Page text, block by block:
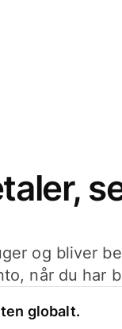
og bliver
når du har
globalt.